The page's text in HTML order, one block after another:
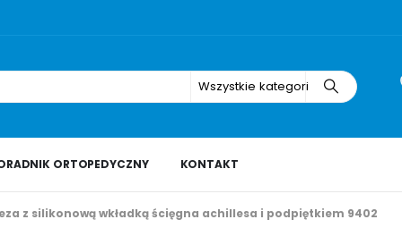
Wszystkie kategorie
ORTOPEDYCZNY KONTAKT
z silikonową wkładką ścięgna achillesa i podpiętkiem 9402